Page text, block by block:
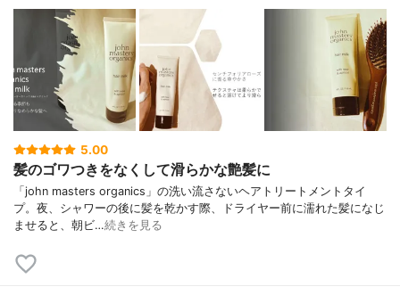
5.00
髪のゴワつきをなくして滑らかな艶髪に
「john masters organics」の洗い流さないヘアトリートメントタイ
プ。夜、シャワーの後に髪を乾かす際、ドライヤー前に濡れた髪になじ
ませると、朝ビ…続きを見る